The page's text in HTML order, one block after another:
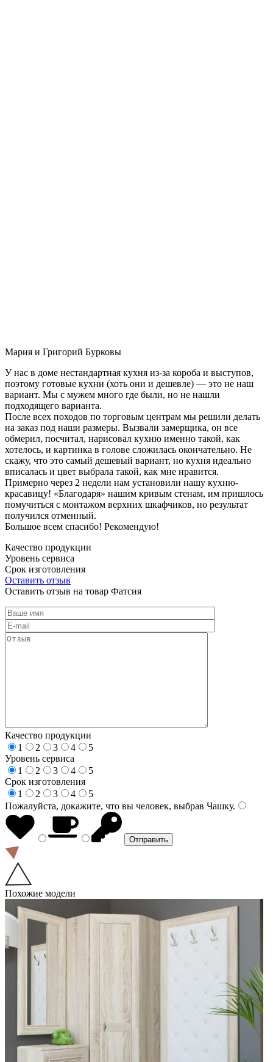
Мария и Григорий Бурковы
У нас в доме нестандартная кухня из-за короба и выступов,
поэтому готовые кухни (хоть они и дешевле) — это не наш
вариант. Мы с мужем много где были, но не нашли
подходящего варианта.
После всех походов по торговым центрам мы решили делать
на заказ под наши размеры. Вызвали замерщика, он все
обмерил, посчитал, нарисовал кухню именно такой, как
хотелось, и картинка в голове сложилась окончательно. Не
скажу, что это самый дешевый вариант, но кухня идеально
вписалась и цвет выбрала такой, как мне нравится.
Примерно через 2 недели нам установили нашу кухню-
красавицу! «Благодаря» нашим кривым стенам, им пришлось
помучиться с монтажом верхних шкафчиков, но результат
получился отменный.
Большое всем спасибо! Рекомендую!
Качество продукции
Уровень сервиса
Срок изготовления
Оставить отзыв
Оставить отзыв на товар Фатсия
Качество продукции
1
2 3 4
5
Уровень сервиса
1
2 3 4
5
Срок изготовления
1
2 3 4
5
Пожалуйста, докажите, что вы человек, выбрав Чашку.
Похожие модели